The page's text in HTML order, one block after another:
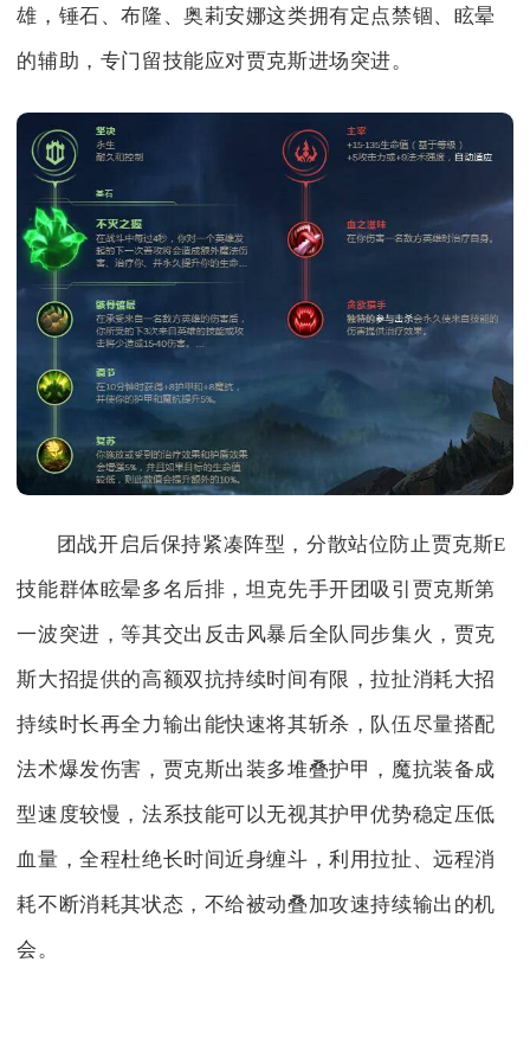
雄，锤石、布隆、奥莉安娜这类拥有定点禁锢、眩晕
的辅助，专门留技能应对贾克斯进场突进。
团战开启后保持紧凑阵型，分散站位防止贾克斯E
技能群体眩晕多名后排，坦克先手开团吸引贾克斯第
一波突进，等其交出反击风暴后全队同步集火，贾克
斯大招提供的高额双抗持续时间有限，拉扯消耗大招
持续时长再全力输出能快速将其斩杀，队伍尽量搭配
法术爆发伤害，贾克斯出装多堆叠护甲，魔抗装备成
型速度较慢，法系技能可以无视其护甲优势稳定压低
血量，全程杜绝长时间近身缠斗，利用拉扯、远程消
耗不断消耗其状态，不给被动叠加攻速持续输出的机
会。